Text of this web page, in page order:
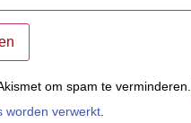
om spam te verminderen.
worden verwerkt.